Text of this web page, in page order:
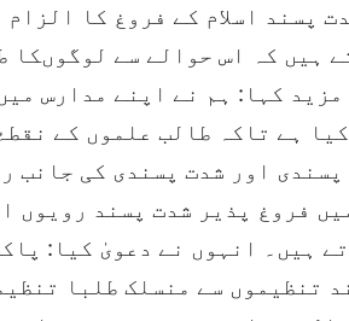
پسند اسلام کے فروغ کا الزام
کہتے ہیں کہ اس حوالے سے
کہا: ہم نے اپنے مدارس
ہے تاکہ طالب علموں کے
اور شدت پسندی کی جانب
فروغ پذیر شدت پسند رویوں
ہیں۔ انہوں نے دعویٰ کیا:
تنظیموں سے منسلک طلبا